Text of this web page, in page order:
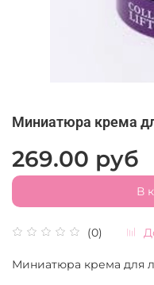
Миниатюра крема
(0)
269.00 руб
В
Миниатюра крема для